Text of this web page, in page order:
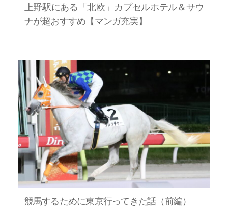
上野駅にある「北欧」カプセルホテル＆サウ
ナが超おすすめ【マンガ充実】
競馬するために東京行ってきた話（前編）